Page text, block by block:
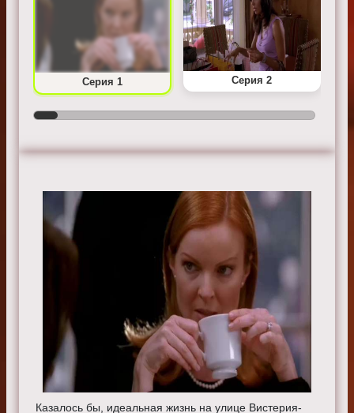
Серия 1 Серия 2
Казалось бы, идеальная жизнь на улице Вистерия-